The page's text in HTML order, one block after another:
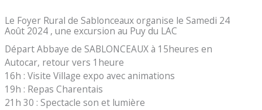
Le Foyer Rural de Sablonceaux organise le Samedi 24
Août 2024 , une excursion au Puy du LAC
Départ Abbaye de SABLONCEAUX à 15heures en
Autocar, retour vers 1heure
16h : Visite Village expo avec animations
19h : Repas Charentais
21h 30 : Spectacle son et lumière